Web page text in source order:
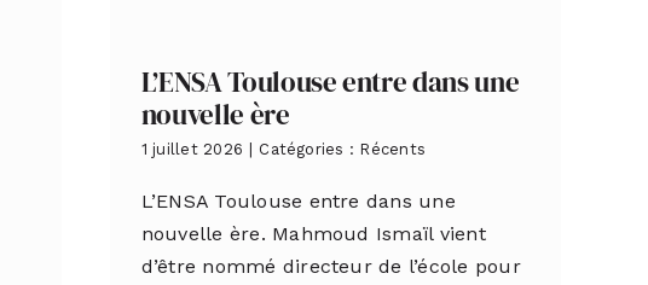
L’ENSA Toulouse entre dans une
nouvelle ère
1 juillet 2026 | Catégories : Récents
L’ENSA Toulouse entre dans une
nouvelle ère. Mahmoud Ismaïl vient
d’être nommé directeur de l’école pour